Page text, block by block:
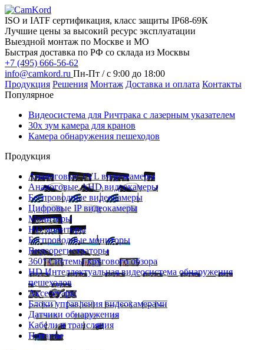
ISO и IATF сертификация, класс защиты IP68-69К
Лучшие цены за высокий ресурс эксплуатации
Выездной монтаж по Москве и МО
Быстрая доставка по РФ со склада из Москвы
+7 (495) 666-56-62
info@camkord.ru Пн-Пт / с 9:00 до 18:00
Продукция Решения Монтаж Доставка и оплата Контакты
Популярное
Видеосистема для Ричтрака с лазерным указателем
30x зум камера для кранов
Камера обнаружения пешеходов
Продукция
Аналоговые TVL видеокамеры
Аналоговые AHD видеокамеры
Беспроводные видеокамеры
Цифровые IP видеокамеры
Мониторы
HD мониторы
Беспроводные мониторы
Видеорегистраторы
360° Системы кругового обзора
HD Интеллектуальная видеосистема обнаружения
пешеходов
Аксессуары
Блоки управления видеокамерами
Датчики обнаружения
Кабели и трансляция
Питание